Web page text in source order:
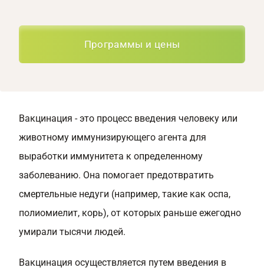
Программы и цены
Вакцинация - это процесс введения человеку или
животному иммунизирующего агента для
выработки иммунитета к определенному
заболеванию. Она помогает предотвратить
смертельные недуги (например, такие как оспа,
полиомиелит, корь), от которых раньше ежегодно
умирали тысячи людей.
Вакцинация осуществляется путем введения в